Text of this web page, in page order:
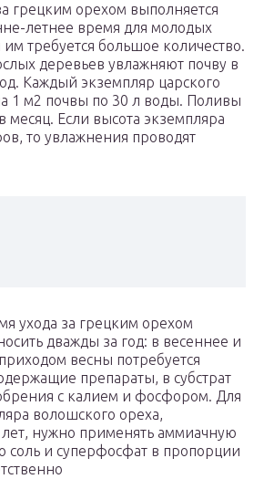
грецким орехом выполняется
летнее время для молодых
требуется большое количество.
деревьев увлажняют почву в
Каждый экземпляр царского
1 м2 почвы по 30 л воды. Поливы
месяц. Если высота экземпляра
то увлажнения проводят
ухода за грецким орехом
дважды за год: в весеннее и
весны потребуется
препараты, в субстрат
с калием и фосфором. Для
волошского ореха,
лет, нужно применять аммиачную
соль и суперфосфат в пропорции